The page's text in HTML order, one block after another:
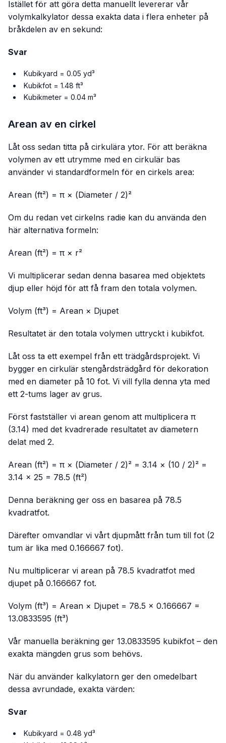
Istället för att göra detta manuellt levererar vår
volymkalkylator dessa exakta data i flera enheter på
bråkdelen av en sekund:
Svar
Kubikyard = 0.05 yd³
Kubikfot = 1.48 ft³
Kubikmeter = 0.04 m³
Arean av en cirkel
Låt oss sedan titta på cirkulära ytor. För att beräkna
volymen av ett utrymme med en cirkulär bas
använder vi standardformeln för en cirkels area:
Arean (ft²) = π × (Diameter / 2)²
Om du redan vet cirkelns radie kan du använda den
här alternativa formeln:
Arean (ft²) = π × r²
Vi multiplicerar sedan denna basarea med objektets
djup eller höjd för att få fram den totala volymen.
Volym (ft³) = Arean × Djupet
Resultatet är den totala volymen uttryckt i kubikfot.
Låt oss ta ett exempel från ett trädgårdsprojekt. Vi
bygger en cirkulär stengårdsträdgård för dekoration
med en diameter på 10 fot. Vi vill fylla denna yta med
ett 2-tums lager av grus.
Först fastställer vi arean genom att multiplicera π
(3.14) med det kvadrerade resultatet av diametern
delat med 2.
Arean (ft²) = π × (Diameter / 2)² = 3.14 × (10 / 2)² =
3.14 × 25 = 78.5 (ft²)
Denna beräkning ger oss en basarea på 78.5
kvadratfot.
Därefter omvandlar vi vårt djupmått från tum till fot (2
tum är lika med 0.166667 fot).
Nu multiplicerar vi arean på 78.5 kvadratfot med
djupet på 0.166667 fot.
Volym (ft³) = Arean × Djupet = 78.5 × 0.166667 =
13.0833595 (ft³)
Vår manuella beräkning ger 13.0833595 kubikfot – den
exakta mängden grus som behövs.
När du använder kalkylatorn ger den omedelbart
dessa avrundade, exakta värden:
Svar
Kubikyard = 0.48 yd³